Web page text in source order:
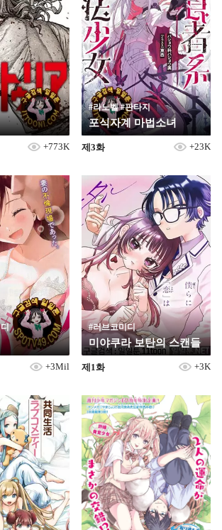
+773K
#라노벨 #판타지
포식자계 마법소녀
제3화 +23K
+3Mil
#러브코미디
미야쿠라 보탄의 스캔들
제1화 +3K